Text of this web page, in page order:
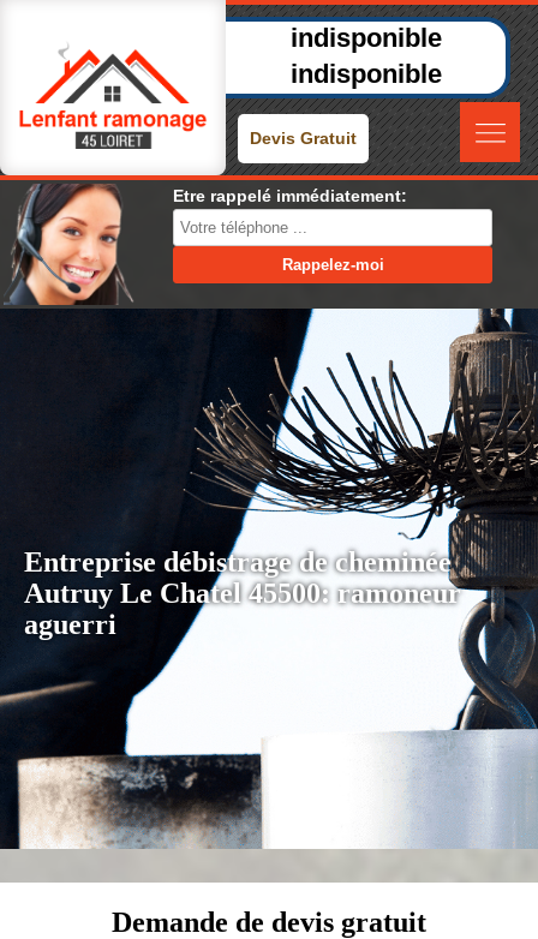
indisponible
indisponible
Devis Gratuit
Etre rappelé immédiatement:
Entreprise débistrage de cheminée
Autruy Le Chatel 45500: ramoneur
aguerri
Demande de devis gratuit